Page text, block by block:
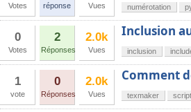
Votes réponse Vues numérotation
0
Votes
2
Réponses
2.0k
Vues
Inclusion
inclusion
1
vote
0
Réponses
2.0k
Vues
Comment
texmaker script